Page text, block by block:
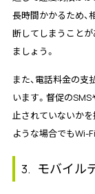
長時間かかるため、
断してしまうこと
ましょう。
また、電話料金の支
います。督促の
止されていないかを
ような場合でもWi-
3. モバイル